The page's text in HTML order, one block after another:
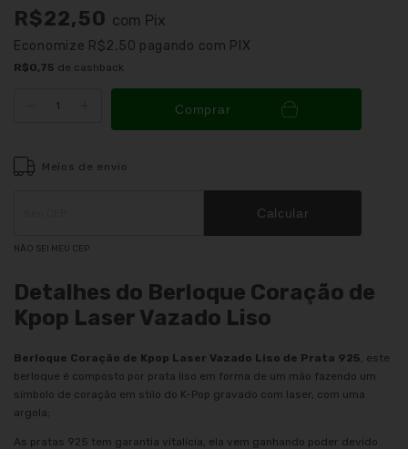
R$22,50 com Pix
Economize R$2,50 pagando com PIX
R$0,75 de cashback
Comprar
Meios de envio
ALTERAR CEP
Calcular
NÃO SEI MEU CEP
Detalhes do Berloque Coração de
Kpop Laser Vazado Liso
Berloque Coração de Kpop Laser Vazado Liso de Prata 925, este
berloque é composto por prata liso em forma de um mão fazendo um
símbolo de coração em stilo do K-Pop gravado com laser, com uma
argola;
As pratas 925 tem garantia vitalícia, ela vem ganhando poder devido